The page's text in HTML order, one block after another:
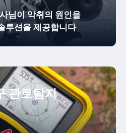
님이 악취의 원인을
루션을 제공합니다
관로탐지